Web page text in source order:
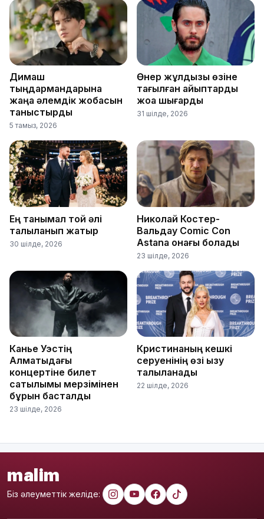
Димаш
тыңдармандарына
жаңа әлемдік жобасын
таныстырды
5 тамыз, 2026
Өнер жұлдызы өзіне
тағылған айыптарды
жоққа шығарды
31 шілде, 2026
Ең танымал той әлі
талқыланып жатыр
30 шілде, 2026
Николай Костер-
Вальдау Comic Con
Astana қонағы болады
23 шілде, 2026
Канье Уэстің
Алматыдағы
концертіне билет
сатылымы мерзімінен
бұрын басталды
23 шілде, 2026
Кристинаның кешкі
серуенінің өзі қызу
талқыланады
22 шілде, 2026
malim
Біз әлеуметтік желіде: